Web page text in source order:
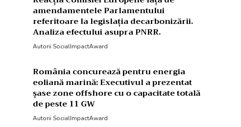
amendamentele Parlamentului
referitoare la legislația decarbonizării.
Analiza efectului asupra PNRR.
Autorii SocialImpactAward
România concurează pentru energia
eoliană marină: Executivul a prezentat
șase zone offshore cu o capacitate totală
de peste 11 GW
Autorii SocialImpactAward